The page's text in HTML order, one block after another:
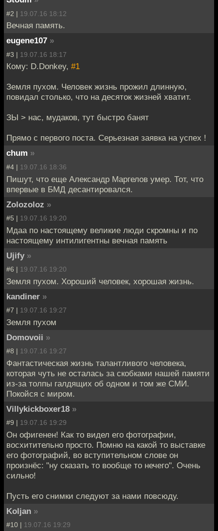
#2 | 19.07.16 18:12
Вечная память.
eugene107 »
#3 | 19.07.16 18:17
Кому: D.Donkey, #1
Земля пухом. Человек жизнь прожил длинную,
повидал столько, что на десяток жизней хватит.
ЗЫ > нас, мудаков, тут быстро банят
Прямо с первого поста. Серьезная заявка на успех !
chum »
#4 | 19.07.16 18:36
Пишут, что еще Александр Маргелов умер. Тот, что
впервые в БМД десантировался.
Zolozoloz »
#5 | 19.07.16 19:20
Мдаа по настоящему великие люди скромны и по
настоящему интилигентны вечная память
Ujify »
#6 | 19.07.16 19:20
Земля пухом. Хороший человек, хорошая жизнь.
kandiner »
#7 | 19.07.16 19:27
Земля пухом
Domovoii »
#8 | 19.07.16 19:27
Фантастическая жизнь талантливого человека,
которая чуть не осталась за скобками нашей памяти
из-за толпы галдящих об одном и том же СМИ.
Покойся с миром.
Villykickboxer18 »
#9 | 19.07.16 19:29
Он офигенен! Как то видел его фотографии,
восхитительно просто. Помню на какой то выставке
его фотографий, во вступительном слове он
произнёс: "ну сказать то вообще то нечего". Очень
сильно!
Пусть его снимки следуют за нами повсюду.
Koljan »
#10 | 19.07.16 19:29